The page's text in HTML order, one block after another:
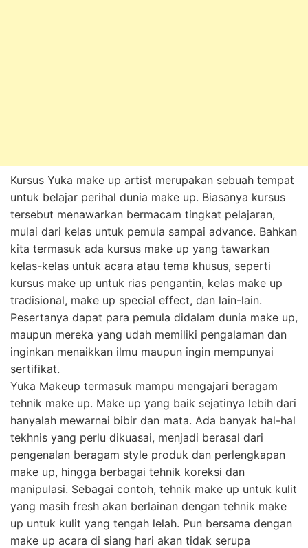
Kursus Yuka make up artist merupakan sebuah tempat
untuk belajar perihal dunia make up. Biasanya kursus
tersebut menawarkan bermacam tingkat pelajaran,
mulai dari kelas untuk pemula sampai advance. Bahkan
kita termasuk ada kursus make up yang tawarkan
kelas-kelas untuk acara atau tema khusus, seperti
kursus make up untuk rias pengantin, kelas make up
tradisional, make up special effect, dan lain-lain.
Pesertanya dapat para pemula didalam dunia make up,
maupun mereka yang udah memiliki pengalaman dan
inginkan menaikkan ilmu maupun ingin mempunyai
sertifikat.
Yuka Makeup termasuk mampu mengajari beragam
tehnik make up. Make up yang baik sejatinya lebih dari
hanyalah mewarnai bibir dan mata. Ada banyak hal-hal
tekhnis yang perlu dikuasai, menjadi berasal dari
pengenalan beragam style produk dan perlengkapan
make up, hingga berbagai tehnik koreksi dan
manipulasi. Sebagai contoh, tehnik make up untuk kulit
yang masih fresh akan berlainan dengan tehnik make
up untuk kulit yang tengah lelah. Pun bersama dengan
make up acara di siang hari akan tidak serupa